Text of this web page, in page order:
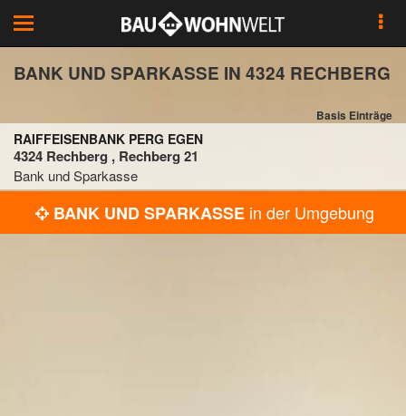
Toggle
navigation
BANK UND SPARKASSE IN 4324 RECHBERG
Basis Einträge
RAIFFEISENBANK PERG EGEN
4324 Rechberg , Rechberg 21
Bank und Sparkasse
BANK UND SPARKASSE in der Umgebung